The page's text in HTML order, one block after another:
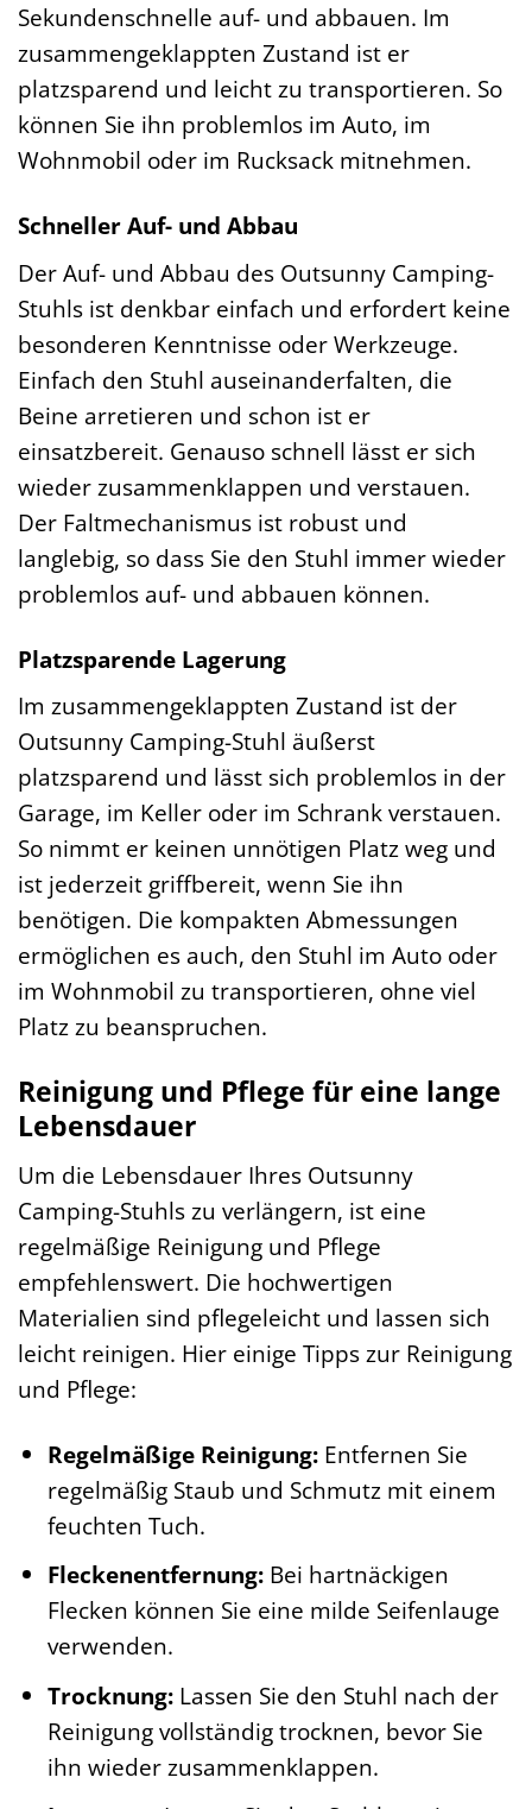
Sekundenschnelle auf- und abbauen. Im
zusammengeklappten Zustand ist er
platzsparend und leicht zu transportieren. So
können Sie ihn problemlos im Auto, im
Wohnmobil oder im Rucksack mitnehmen.
Schneller Auf- und Abbau
Der Auf- und Abbau des Outsunny Camping-
Stuhls ist denkbar einfach und erfordert keine
besonderen Kenntnisse oder Werkzeuge.
Einfach den Stuhl auseinanderfalten, die
Beine arretieren und schon ist er
einsatzbereit. Genauso schnell lässt er sich
wieder zusammenklappen und verstauen.
Der Faltmechanismus ist robust und
langlebig, so dass Sie den Stuhl immer wieder
problemlos auf- und abbauen können.
Platzsparende Lagerung
Im zusammengeklappten Zustand ist der
Outsunny Camping-Stuhl äußerst
platzsparend und lässt sich problemlos in der
Garage, im Keller oder im Schrank verstauen.
So nimmt er keinen unnötigen Platz weg und
ist jederzeit griffbereit, wenn Sie ihn
benötigen. Die kompakten Abmessungen
ermöglichen es auch, den Stuhl im Auto oder
im Wohnmobil zu transportieren, ohne viel
Platz zu beanspruchen.
Reinigung und Pflege für eine lange
Lebensdauer
Um die Lebensdauer Ihres Outsunny
Camping-Stuhls zu verlängern, ist eine
regelmäßige Reinigung und Pflege
empfehlenswert. Die hochwertigen
Materialien sind pflegeleicht und lassen sich
leicht reinigen. Hier einige Tipps zur Reinigung
und Pflege:
Regelmäßige Reinigung:Entfernen Sie
regelmäßig Staub und Schmutz mit einem
feuchten Tuch.
Fleckenentfernung:Bei hartnäckigen
Flecken können Sie eine milde Seifenlauge
verwenden.
Trocknung:Lassen Sie den Stuhl nach der
Reinigung vollständig trocknen, bevor Sie
ihn wieder zusammenklappen.